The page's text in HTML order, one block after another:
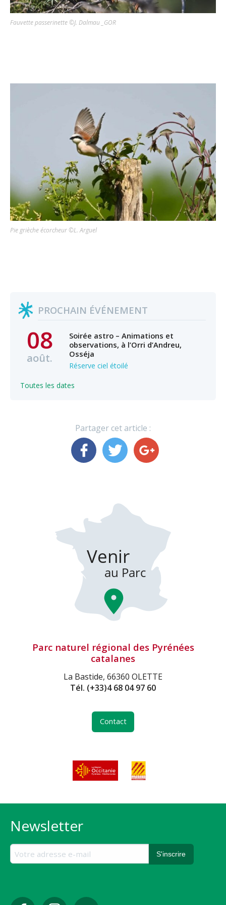
Fauvette passerinette ©J. Dalmau _GOR
Pie grièche écorcheur ©L. Arguel
PROCHAIN ÉVÉNEMENT
08
août.
Soirée astro – Animations et
observations, à l’Orri d’Andreu,
Osséja
Réserve ciel étoilé
Toutes les dates
Partager cet article :
Parc naturel régional des Pyrénées
catalanes
La Bastide, 66360 OLETTE
Tél. (+33)4 68 04 97 60
Contact
Newsletter